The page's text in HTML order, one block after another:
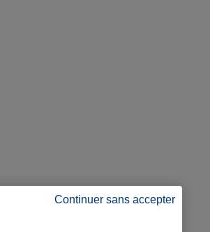
Continuer sans accepter